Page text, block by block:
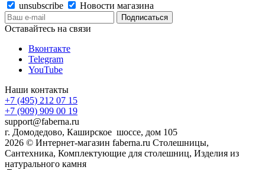
unsubscribe
Новости магазина
Оставайтесь на связи
Вконтакте
Telegram
YouTube
Наши контакты
+7 (495) 212 07 15
+7 (909) 909 00 19
support@faberna.ru
г. Домодедово, Каширское шоссе, дом 105
2026 © Интернет-магазин faberna.ru Столешницы,
Сантехника, Комплектующие для столешниц, Изделия из
натурального камня